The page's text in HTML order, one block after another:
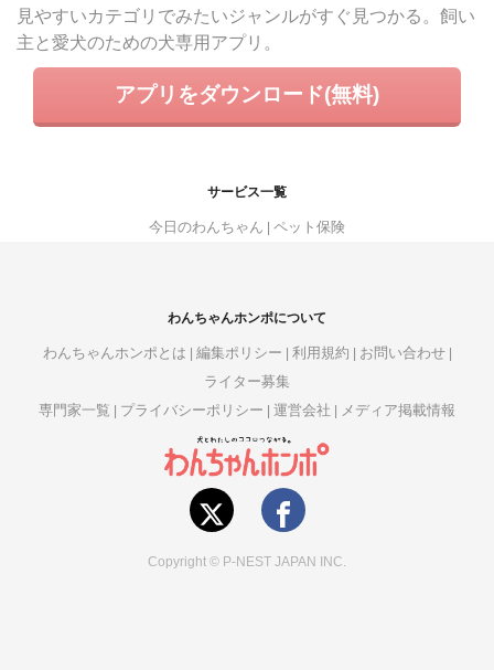
見やすいカテゴリでみたいジャンルがすぐ見つかる。飼い
主と愛犬のための犬専用アプリ。
アプリをダウンロード(無料)
サービス一覧
今日のわんちゃん ペット保険
わんちゃんホンポについて
わんちゃんホンポとは 編集ポリシー 利用規約
お問い合わせ
ライター募集
専門家一覧
プライバシーポリシー 運営会社 メディア掲載情報
Copyright © P-NEST JAPAN INC.